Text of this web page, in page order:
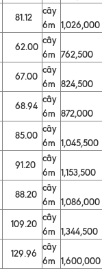
81.12
cây
6m 1,026,000
62.00
cây
6m 762,500
67.00
cây
6m 824,500
68.94
cây
6m 872,000
85.00
cây
6m 1,045,500
91.20
cây
6m 1,153,500
88.20
cây
6m 1,086,000
109.20
cây
6m 1,344,500
129.96
cây
6m 1,600,000